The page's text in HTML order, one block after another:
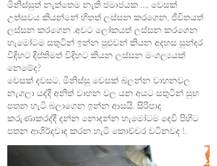
මිනිස්සුත් නැත්තෙම නැති ජමාජයක …, වෙසක්
උත්සවය කියන්නේ හිතත් ලස්සන කරගෙන, ජීවිතයත්
ලස්සන කරගෙන .අවට ලෝකයත් ලස්සන කරගෙන
හැමෝටම සතුටින් ඉන්න පුළුවන් කියන අදහස සුන්දර
විදිහට දීප්තිමත් විදිහට කියන ලස්සන මංගල්‍යයක්
නෙමේද?
වෙසක් දවසට, මිනිස්සු වෙසක් බලන්න වාහනවල
නැගලා යද්දී අනිත් වාහන වල යන අයට සතුටින් සුභ
පතන හැටි බලාගෙන ඉන්න ආසයි. සිරිපාද
කරුණාකරද්දී දන්න නොදන්න හැමෝටම දෙවි පිහිට
පතන ආශිර්දවාද කරන හැටි කොච්චර වටිනවද !.